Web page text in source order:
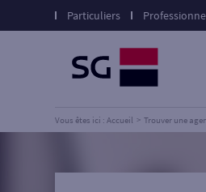
Particuliers
Vous êtes ici : Accueil Trouver une